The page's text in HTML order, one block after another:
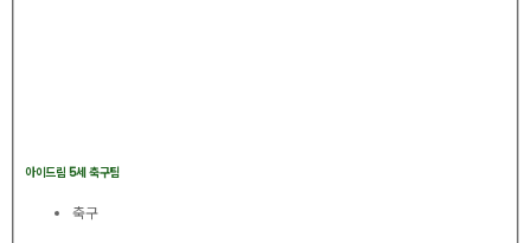
아이드림 5세 축구팀
축구